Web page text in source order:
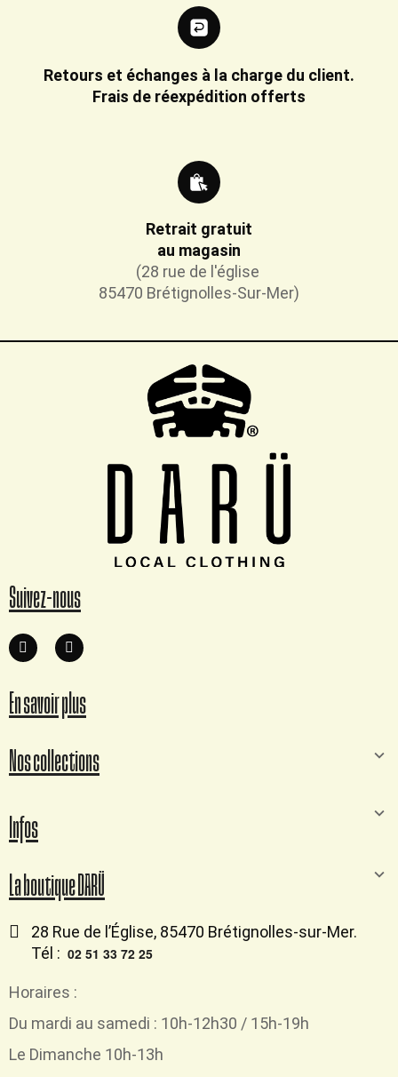
Retours et échanges à la charge du client.
Frais de réexpédition offerts
Retrait gratuit
au magasin
(28 rue de l'église
85470 Brétignolles-Sur-Mer)
Suivez-nous
En savoir plus
Nos collections
Infos
La boutique DARÜ
28 Rue de l’Église, 85470 Brétignolles-sur-Mer.
Tél : 02 51 33 72 25
Horaires :
Du mardi au samedi : 10h-12h30 / 15h-19h
Le Dimanche 10h-13h